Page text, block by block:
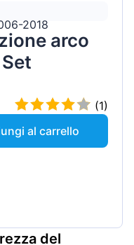
2018
arco
(1)
al carrello
del